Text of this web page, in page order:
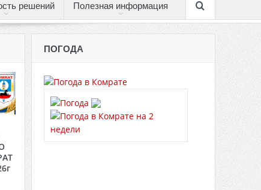
решений Полезная информация
ПОГОДА